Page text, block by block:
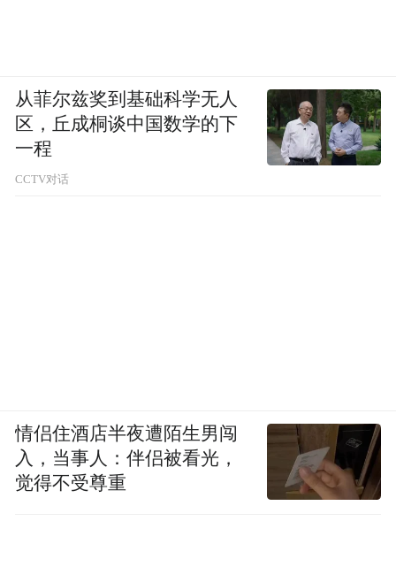
从菲尔兹奖到基础科学无人
区，丘成桐谈中国数学的下
一程
CCTV对话
情侣住酒店半夜遭陌生男闯
入，当事人：伴侣被看光，
觉得不受尊重